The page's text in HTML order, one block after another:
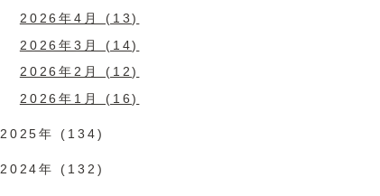
2026年4月 (13)
2026年3月 (14)
2026年2月 (12)
2026年1月 (16)
2025年 (134)
2024年 (132)